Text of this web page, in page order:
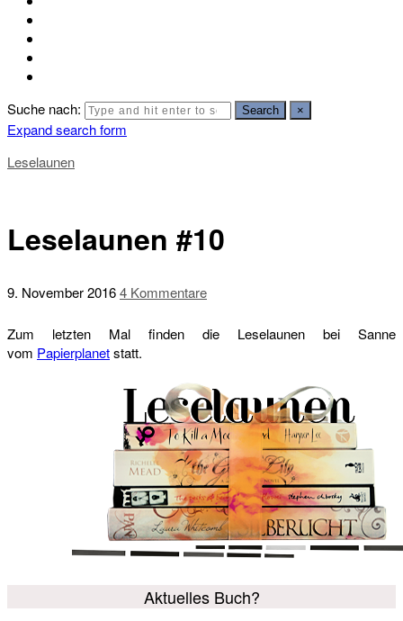
Suche nach: Search ×
Expand search form
Leselaunen
Leselaunen #10
9. November 20164 Kommentare
Zum letzten Mal finden die Leselaunen bei Sanne
vom Papierplanetstatt.
Aktuelles Buch?